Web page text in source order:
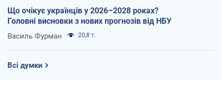
Що очікує українців у 2026–2028 роках?
Головні висновки з нових прогнозів від НБУ
Василь Фурман 20,8 т.
Всі думки